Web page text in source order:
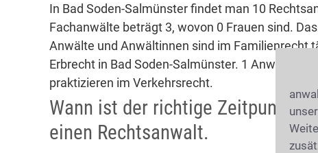
In Bad Soden-Salmünster findet man 10
Fachanwälte beträgt 3, wovon 0 Frauen sind.
Anwälte und Anwältinnen sind im Familienrecht
Erbrecht in Bad Soden-Salmünster. 1 Anwälte
praktizieren im Verkehrsrecht.
Wann ist der richtige Zeitpunkt
einen Rechtsanwalt.